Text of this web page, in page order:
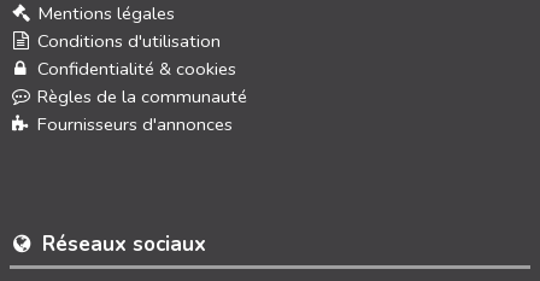
Réseaux sociaux
Mentions légales
Conditions d'utilisation
Confidentialité & cookies
Règles de la communauté
Fournisseurs d'annonces